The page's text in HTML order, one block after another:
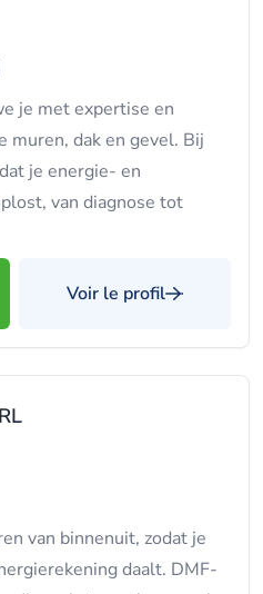
je met expertise en
muren, dak en gevel. Bij
je energie- en
van diagnose tot
Voir le profil
van binnenuit, zodat je
daalt. DMF-